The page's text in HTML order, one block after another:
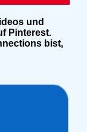
und
Pinterest.
bist,